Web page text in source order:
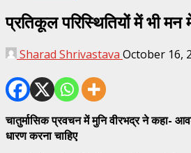
प्रतिकूल परिस्थितियों में भी मन
Sharad Shrivastava October 16,
चातुर्मासिक प्रवचन में मुनि वीरभद्र ने कहा-
धारण करना चाहिए